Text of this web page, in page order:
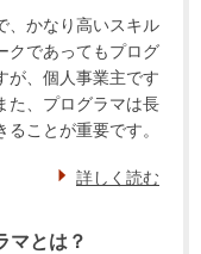
、かなり高いスキル
クであってもプログ
が、個人事業主です
た、プログラマは長
ことが重要です。
詳しく読む
マとは？